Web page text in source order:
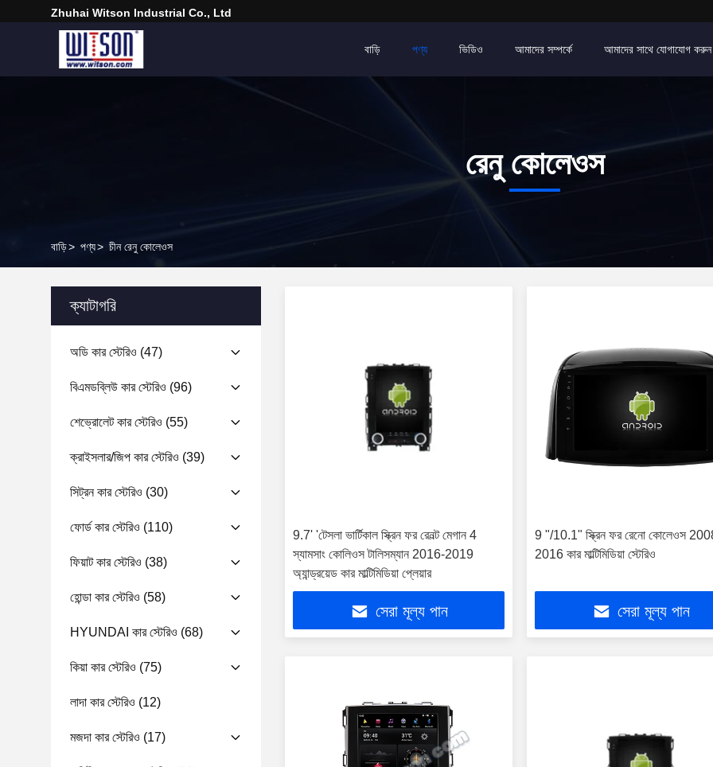
Zhuhai Witson Industrial Co., Ltd
বাড়ি পণ্য ভিডিও আমাদের সম্পর্কে আমাদের সাথে যোগাযোগ করুন
রেনু কোলেওস
বাড়ি> পণ্য> চীন রেনু কোলেওস
ক্যাটাগরি
অডি কার স্টেরিও (47)
বিএমডব্লিউ কার স্টেরিও (96)
শেভ্রোলেট কার স্টেরিও (55)
ক্রাইসলার/জিপ কার স্টেরিও (39)
সিট্রন কার স্টেরিও (30)
ফোর্ড কার স্টেরিও (110)
ফিয়াট কার স্টেরিও (38)
হোন্ডা কার স্টেরিও (58)
HYUNDAI কার স্টেরিও (68)
কিয়া কার স্টেরিও (75)
লাদা কার স্টেরিও (12)
মজদা কার স্টেরিও (17)
9.7' 'টেসলা ভার্টিকাল স্ক্রিন ফর রেনল্ট মেগান 4
স্যামসাং কোলিওস টালিসম্যান 2016-2019
অ্যান্ড্রয়েড কার মাল্টিমিডিয়া প্লেয়ার
সেরা মূল্য পান
9 "/10.1" স্ক্রিন ফর রেনো কোলেওস
2016 কার মাল্টিমিডিয়া স্টেরিও
সেরা মূল্য পান